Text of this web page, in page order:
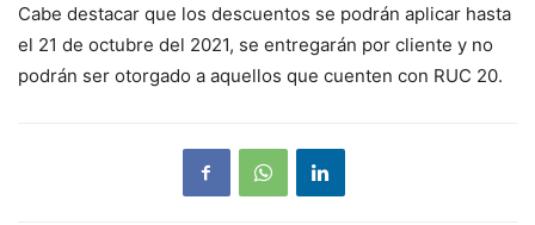
Cabe destacar que los descuentos se podrán aplicar hasta
el 21 de octubre del 2021, se entregarán por cliente y no
podrán ser otorgado a aquellos que cuenten con RUC 20.